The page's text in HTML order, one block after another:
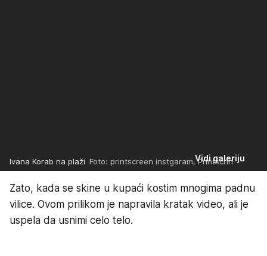
Vidi galeriju
Ivana Korab na plaži Foto: printscreen instgaram, Printscrin
Zato, kada se skine u kupaći kostim mnogima padnu
vilice. Ovom prilikom je napravila kratak video, ali je
uspela da usnimi celo telo.